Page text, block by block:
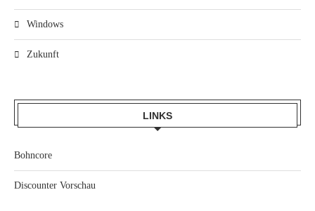
Windows
Zukunft
LINKS
Bohncore
Discounter Vorschau